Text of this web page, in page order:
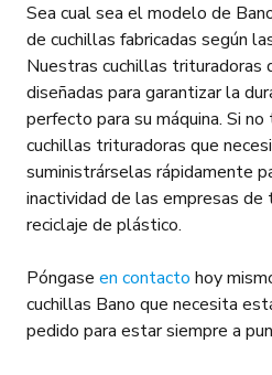
Sea cual sea el modelo de
de cuchillas fabricadas según
Nuestras cuchillas trituradoras
diseñadas para garantizar la
perfecto para su máquina. Si
cuchillas trituradoras que
suministrárselas rápidamente
inactividad de las empresas
reciclaje de plástico.
Póngase en contacto hoy
cuchillas Bano que necesita
pedido para estar siempre a